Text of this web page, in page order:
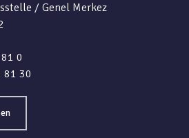
/ Genel Merkez
0
81 30